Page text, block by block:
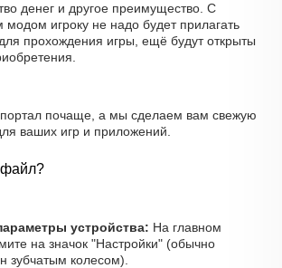
денег и другое преимущество. С
игроку не надо будет прилагать
прохождения игры, ещё будут открыты
почаще, а мы сделаем вам свежую
ваших игр и приложений.
файл?
устройства: На главном
на значок "Настройки" (обычно
зубчатым колесом).